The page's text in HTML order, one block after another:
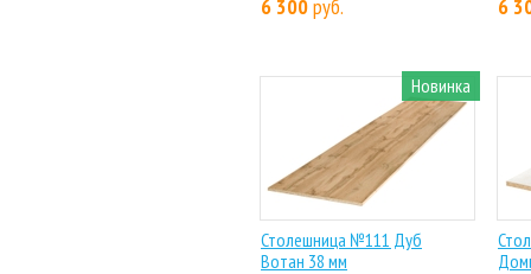
6 300руб. 6
Новинка
Столешница №111 Дуб
Вотан 38 мм